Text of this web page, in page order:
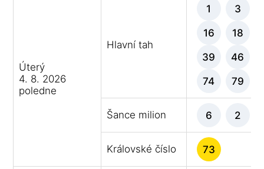
Úterý
4. 8. 2026
poledne
Hlavní tah
1 3
16 18
39 46
74 79
Šance milion 6 2
Královské číslo 73